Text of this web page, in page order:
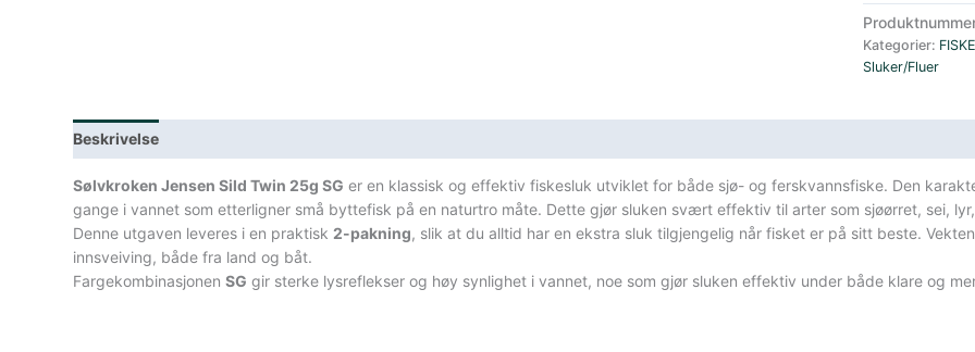
2
pakning
25
Kategorier: FISKE
Sluker/Fluer
Beskrivelse
Sølvkroken Jensen Sild Twin 25g SG er en klassisk og effektiv fiskesluk utviklet for både sjø- og ferskvannsfiske. Den
gange i vannet som etterligner små byttefisk på en naturtro måte. Dette gjør sluken svært effektiv til arter som sjøørret, sei,
Denne utgaven leveres i en praktisk 2-pakning, slik at du alltid har en ekstra sluk tilgjengelig når fisket er på sitt beste.
innsveiving, både fra land og båt.
FargekombinasjonenSG gir sterke lysreflekser og høy synlighet i vannet, noe som gjør sluken effektiv under både klare og